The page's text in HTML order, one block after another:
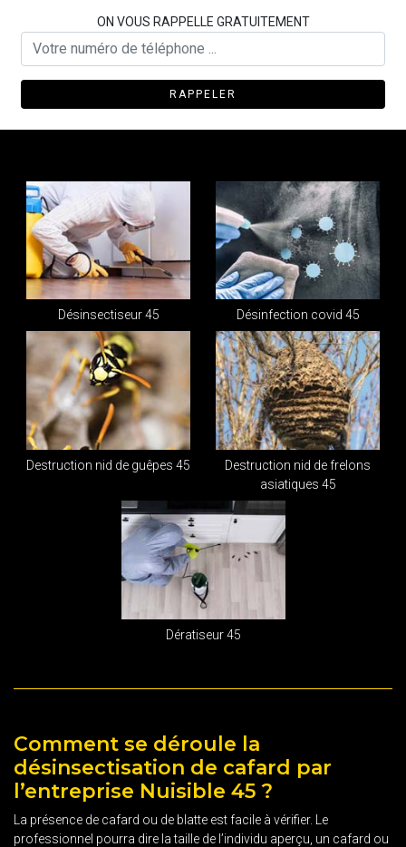
ON VOUS RAPPELLE GRATUITEMENT
Désinsectiseur 45 Désinfection covid 45
Destruction nid de guêpes 45
Destruction nid de frelons
asiatiques 45
Dératiseur 45
Comment se déroule la
désinsectisation de cafard par
l’entreprise Nuisible 45 ?
La présence de cafard ou de blatte est facile à vérifier. Le
professionnel pourra dire la taille de l’individu aperçu, un cafard ou